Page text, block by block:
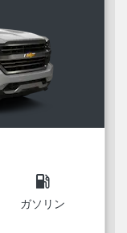
local_gas_station
ガソリン